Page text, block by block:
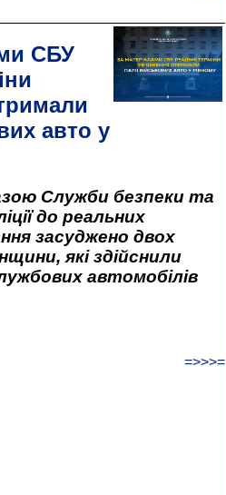
СБУ
авто у
Служби безпеки та
до реальних
засуджено двох
які здійснили
автомобілів
=>>>=